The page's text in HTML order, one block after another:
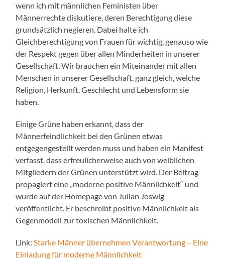
wenn ich mit männlichen Feministen über
Männerrechte diskutiere, deren Berechtigung diese
grundsätzlich negieren. Dabei halte ich
Gleichberechtigung von Frauen für wichtig, genauso wie
der Respekt gegen über allen Minderheiten in unserer
Gesellschaft. Wir brauchen ein Miteinander mit allen
Menschen in unserer Gesellschaft, ganz gleich, welche
Religion, Herkunft, Geschlecht und Lebensform sie
haben.
Einige Grüne haben erkannt, dass der
Männerfeindlichkeit bei den Grünen etwas
entgegengestellt werden muss und haben ein Manifest
verfasst, dass erfreulicherweise auch von weiblichen
Mitgliedern der Grünen unterstützt wird. Der Beitrag
propagiert eine „moderne positive Männlichkeit“ und
wurde auf der Homepage von Julian Joswig
veröffentlicht. Er beschreibt positive Männlichkeit als
Gegenmodell zur toxischen Männlichkeit.
Link:Starke Männer übernehmen Verantwortung – Eine
Einladung für moderne Männlichkeit